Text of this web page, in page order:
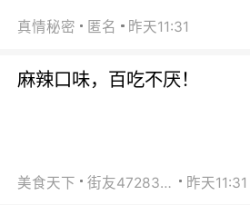
真情秘密 匿名 昨天11:31
麻辣口味，百吃不厌！
美食天下 街友472838572 昨天11:31